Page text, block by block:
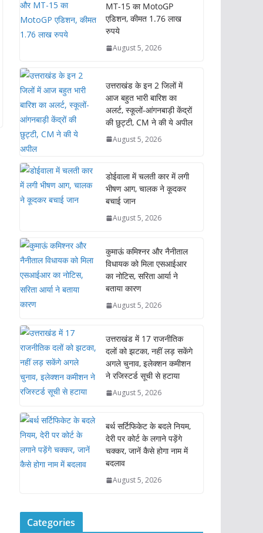
MT-15 का MotoGP
एडिशन, कीमत 1.76 लाख
रुपये
August 5, 2026
उत्तराखंड के इन 2 जिलों में
आज बहुत भारी बारिश का
अलर्ट, स्कूलों-आंगनबाड़ी केंद्रों
की छुट्टी, CM ने की ये अपील
August 5, 2026
डोईवाला में चलती कार में लगी
भीषण आग, चालक ने कूदकर
बचाई जान
August 5, 2026
कुमाऊं कमिश्नर और नैनीताल
विधायक को मिला एसआईआर
का नोटिस, सरिता आर्या ने
बताया कारण
August 5, 2026
उत्तराखंड में 17 राजनीतिक
दलों को झटका, नहीं लड़ सकेंगे
अगले चुनाव, इलेक्शन कमीशन
ने रजिस्टर्ड सूची से हटाया
August 5, 2026
बर्थ सर्टिफिकेट के बदले नियम,
देरी पर कोर्ट के लगाने पड़ेंगे
चक्कर, जानें कैसे होगा नाम में
बदलाव
August 5, 2026
Categories